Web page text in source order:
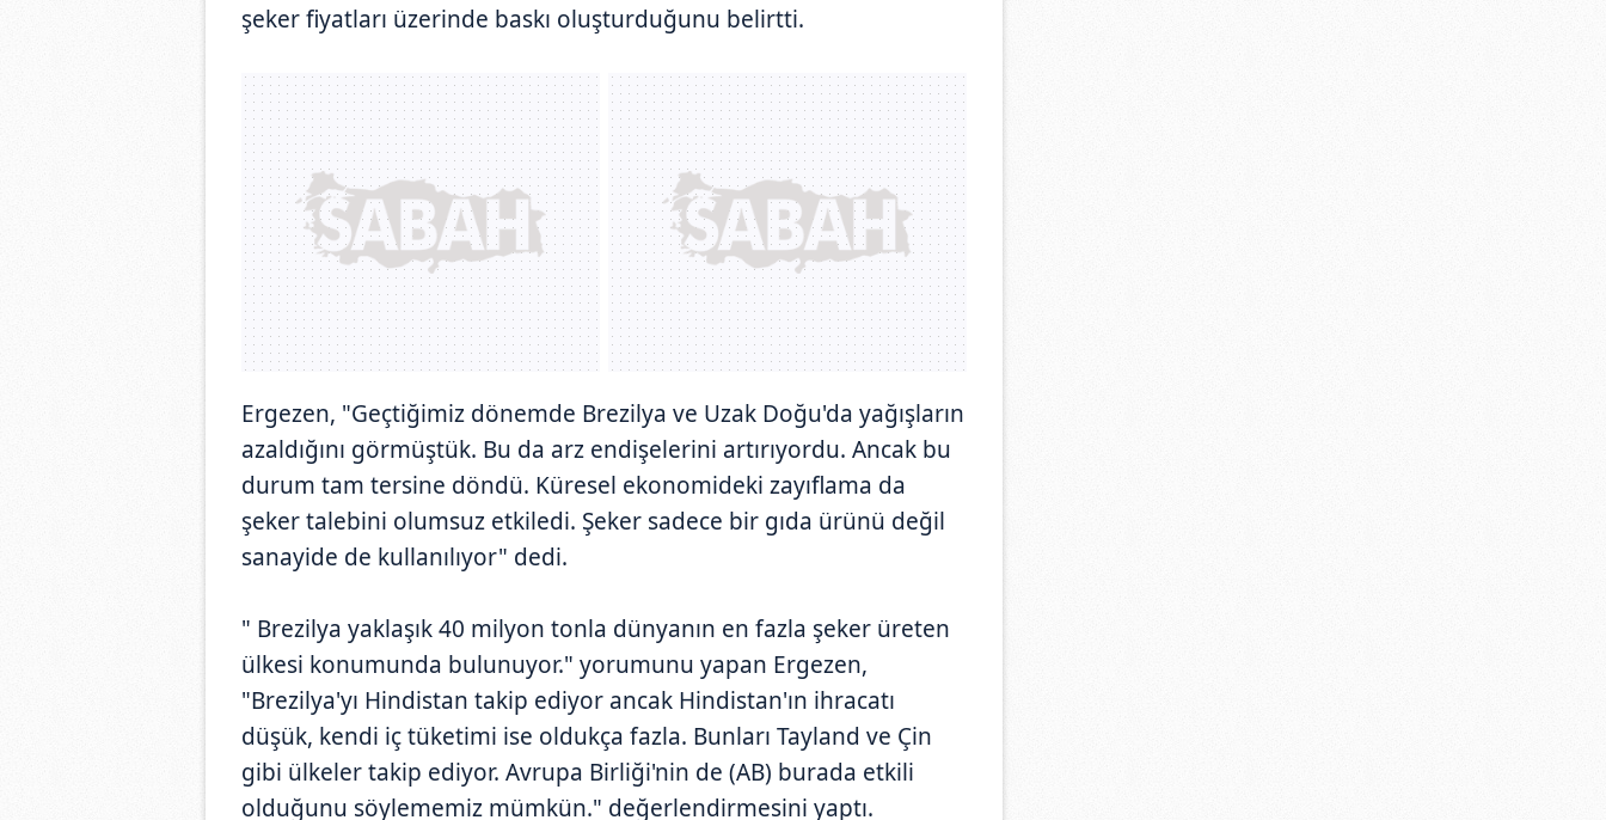
şeker fiyatları üzerinde baskı oluşturduğunu belirtti.
Ergezen, "Geçtiğimiz dönemde Brezilya ve Uzak Doğu'da yağışların
azaldığını görmüştük. Bu da arz endişelerini artırıyordu. Ancak bu
durum tam tersine döndü. Küresel ekonomideki zayıflama da
şeker talebini olumsuz etkiledi. Şeker sadece bir gıda ürünü değil
sanayide de kullanılıyor" dedi.
" Brezilya yaklaşık 40 milyon tonla dünyanın en fazla şeker üreten
ülkesi konumunda bulunuyor." yorumunu yapan Ergezen,
"Brezilya'yı Hindistan takip ediyor ancak Hindistan'ın ihracatı
düşük, kendi iç tüketimi ise oldukça fazla. Bunları Tayland ve Çin
gibi ülkeler takip ediyor. Avrupa Birliği'nin de (AB) burada etkili
olduğunu söylememiz mümkün." değerlendirmesini yaptı.